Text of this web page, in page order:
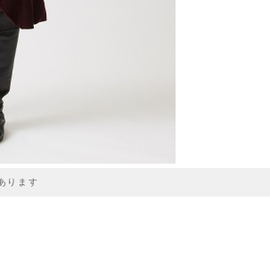
ります